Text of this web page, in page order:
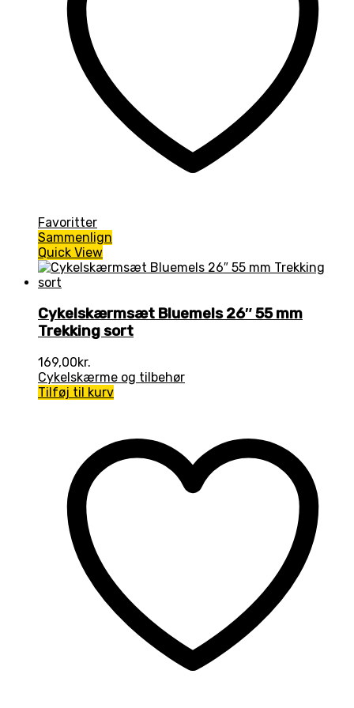
Favoritter
Sammenlign
Quick View
Cykelskærmsæt Bluemels 26″ 55 mm
Trekking sort
169,00kr.
Cykelskærme og tilbehør
Tilføj til kurv